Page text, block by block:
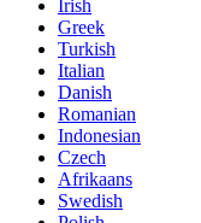
Irish
Greek
Turkish
Italian
Danish
Romanian
Indonesian
Czech
Afrikaans
Swedish